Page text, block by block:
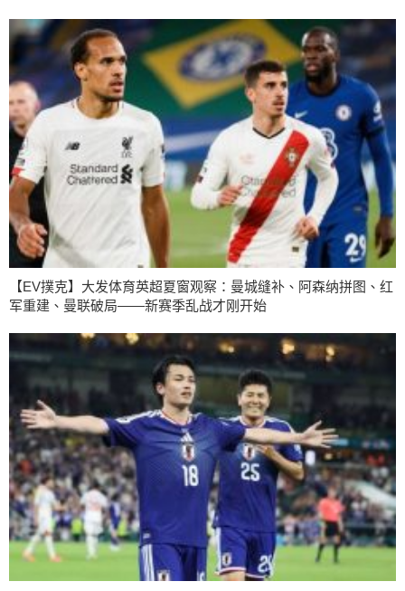
【EV撲克】大发体育英超夏窗观察：曼城缝补、阿森纳拼图、红
军重建、曼联破局——新赛季乱战才刚开始